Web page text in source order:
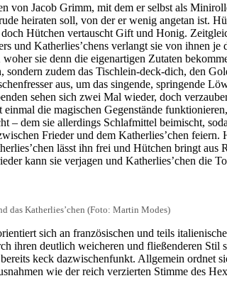
von Jacob Grimm, mit dem er selbst als
heiraten soll, von der er wenig angetan ist.
Hütchen vertauscht Gift und Honig.
und Katherlies’chens verlangt sie von ihnen
sie denn die eigenartigen Zutaten
zudem das Tischlein-deck-dich, den
aus, um das singende, springende
sehen sich zwei Mal wieder, doch
die magischen Gegenstände
– dem sie allerdings Schlafmittel beimischt,
Frieder und dem Katherlies’chen
lässt ihn frei und Hütchen bringt aus
kann sie verjagen und Katherlies’chen die
das Katherlies’chen (Foto: Martin Modes)
sich an französischen und teils
ihren deutlich weicheren und fließenderen
keck dazwischenfunkt. Allgemein ordnet
wie der reich verzierten Stimme des